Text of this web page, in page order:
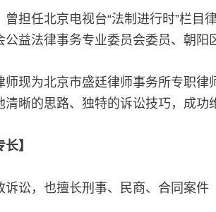
曾担任北京电视台“法制进行时”栏
公益法律事务专业委员会委员、朝阳
师现为北京市盛廷律师事务所专职律
清晰的思路、独特的诉讼技巧，成功
长】
诉讼，也擅长刑事、民商、合同案件